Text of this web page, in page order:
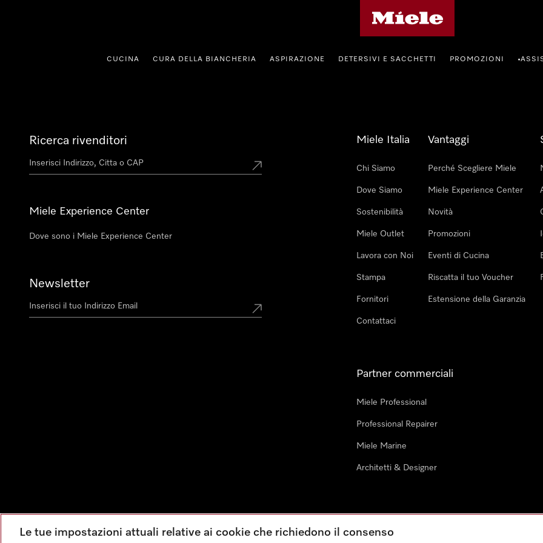
CUCINA CURA DELLA BIANCHERIA ASPIRAZIONE DETERSIVI E SACCHETTI PROMOZIONI •
Ricerca rivenditori
Miele Experience Center
Dove sono i Miele Experience Center
Newsletter
Miele Italia
Chi Siamo
Dove Siamo
Sostenibilità
Miele Outlet
Lavora con Noi
Stampa
Fornitori
Contattaci
Vantaggi
Perché Scegliere Miele
Miele Experience Center
Novità
Promozioni
Eventi di Cucina
Riscatta il tuo Voucher
Estensione della Garanzia
Partner commerciali
Miele Professional
Professional Repairer
Miele Marine
Architetti & Designer
Le tue impostazioni attuali relative ai cookie che richiedono il consenso